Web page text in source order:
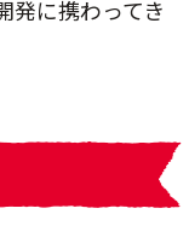
発に携わってき